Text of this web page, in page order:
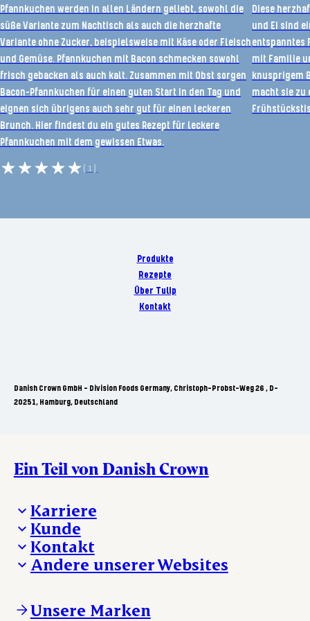
Pfannkuchen werden in allen Ländern geliebt, sowohl die
süße Variante zum Nachtisch als auch die herzhafte
Variante ohne Zucker, beispielsweise mit Käse oder Fleisch
und Gemüse. Pfannkuchen mit Bacon schmecken sowohl
frisch gebacken als auch kalt. Zusammen mit Obst sorgen
Bacon-Pfannkuchen für einen guten Start in den Tag und
eignen sich übrigens auch sehr gut für einen leckeren
Brunch. Hier findest du ein gutes Rezept für leckere
Pfannkuchen mit dem gewissen Etwas.
(1)
Diese
und Ei sind
entspanntes
mit Familie
knusprigem
macht sie zu
Produkte
Rezepte
Über Tulip
Kontakt
Danish Crown GmbH - Division Foods Germany, Christoph-Probst-Weg 26 , D-
20251, Hamburg, Deutschland
Ein Teil von Danish Crown
Karriere
Deine Karriere bei Danish Crown
Aktuelle Jobangebote
Danish Crown
Kunde
Was wir anbieten
Lebensmittelsicherheit
Kontakt
Aktuelles und Presse
Sonstige Anfragen
Andere unserer Websites
DAT-Schaub.com
ESS-FOOD.com
Unsere Marken